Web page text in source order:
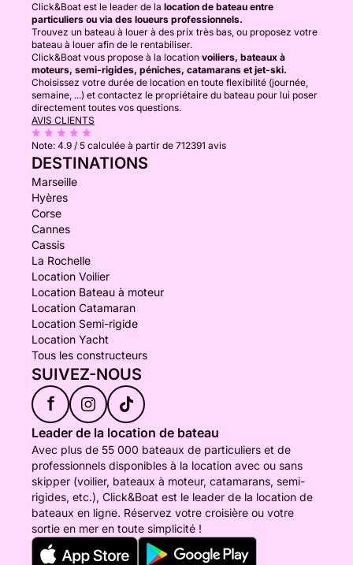
Click&Boat est le leader de la location de bateau entre
particuliers ou via des loueurs professionnels.
Trouvez un bateau à louer à des prix très bas, ou proposez votre
bateau à louer afin de le rentabiliser.
Click&Boat vous propose à la location voiliers, bateaux à
moteurs, semi-rigides, péniches, catamarans et jet-ski.
Choisissez votre durée de location en toute flexibilité (journée,
semaine, ...) et contactez le propriétaire du bateau pour lui poser
directement toutes vos questions.
AVIS CLIENTS
Note: 4.9 / 5 calculée à partir de 712391 avis
DESTINATIONS
Marseille
Hyères
Corse
Cannes
Cassis
La Rochelle
Location Voilier
Location Bateau à moteur
Location Catamaran
Location Semi-rigide
Location Yacht
Tous les constructeurs
SUIVEZ-NOUS
f
Leader de la location de bateau
Avec plus de 55 000 bateaux de particuliers et de
professionnels disponibles à la location avec ou sans
skipper (voilier, bateaux à moteur, catamarans, semi-
rigides, etc.), Click&Boat est le leader de la location de
bateaux en ligne. Réservez votre croisière ou votre
sortie en mer en toute simplicité !